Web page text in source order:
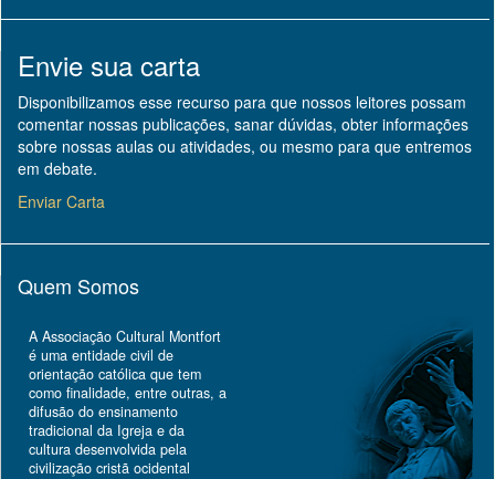
Envie sua carta
Disponibilizamos esse recurso para que nossos leitores possam
comentar nossas publicações, sanar dúvidas, obter informações
sobre nossas aulas ou atividades, ou mesmo para que entremos
em debate.
Enviar Carta
Quem Somos
A Associação Cultural Montfort
é uma entidade civil de
orientação católica que tem
como finalidade, entre outras, a
difusão do ensinamento
tradicional da Igreja e da
cultura desenvolvida pela
civilização cristã ocidental